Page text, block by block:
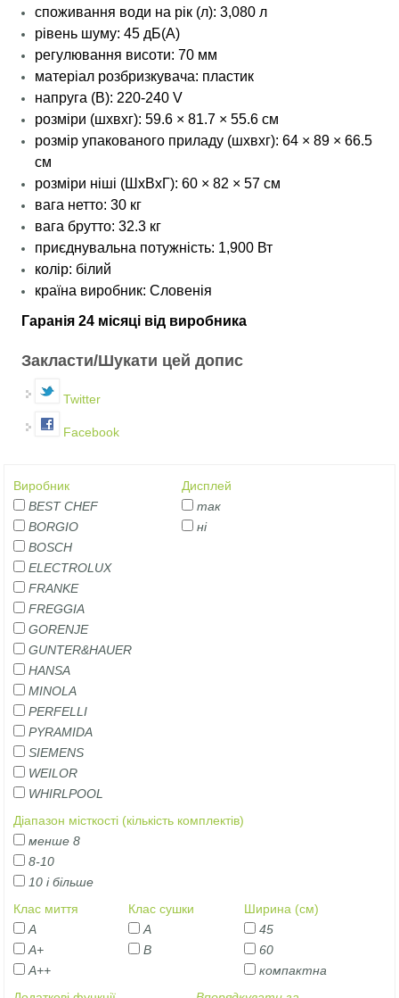
споживання води на рік (л): 3,080 л
рівень шуму: 45 дБ(А)
регулювання висоти: 70 мм
матеріал розбризкувача: пластик
напруга (В): 220-240 V
розміри (шхвхг): 59.6 × 81.7 × 55.6 см
розмір упакованого приладу (шхвхг): 64 × 89 × 66.5
см
розміри ніші (ШхВхГ): 60 × 82 × 57 см
вага нетто: 30 кг
вага брутто: 32.3 кг
приєднувальна потужність: 1,900 Вт
колір: білий
країна виробник: Словенія
​Гаранія 24 місяці від виробника
Закласти/Шукати цей допис
Twitter
Facebook
Виробник
BEST CHEF
BORGIO
BOSCH
ELECTROLUX
FRANKE
FREGGIA
GORENJE
GUNTER&HAUER
HANSA
MINOLA
PERFELLI
PYRAMIDA
SIEMENS
WEILOR
WHIRLPOOL
Дисплей
так
ні
Діапазон місткості (кількість комплектів)
менше 8
8-10
10 і більше
Клас миття
А
А+
А++
Клас сушки
A
B
Ширина (см)
45
60
компактна